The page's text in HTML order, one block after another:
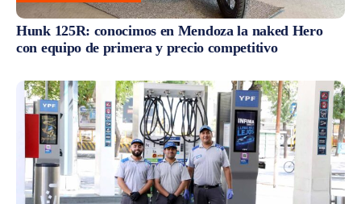
Hunk 125R: conocimos en Mendoza la naked Hero
con equipo de primera y precio competitivo